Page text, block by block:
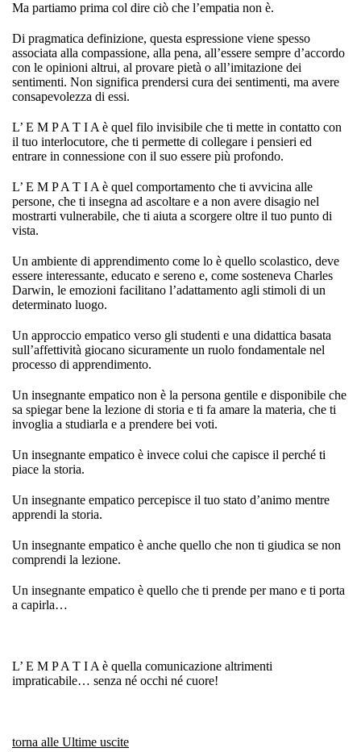
Ma partiamo prima col dire ciò che l’empatia non è.
Di pragmatica definizione, questa espressione viene spesso
associata alla compassione, alla pena, all’essere sempre d’accordo
con le opinioni altrui, al provare pietà o all’imitazione dei
sentimenti. Non significa prendersi cura dei sentimenti, ma avere
consapevolezza di essi.
L’ E M P A T I A è quel filo invisibile che ti mette in contatto con
il tuo interlocutore, che ti permette di collegare i pensieri ed
entrare in connessione con il suo essere più profondo.
L’ E M P A T I A è quel comportamento che ti avvicina alle
persone, che ti insegna ad ascoltare e a non avere disagio nel
mostrarti vulnerabile, che ti aiuta a scorgere oltre il tuo punto di
vista.
Un ambiente di apprendimento come lo è quello scolastico, deve
essere interessante, educato e sereno e, come sosteneva Charles
Darwin, le emozioni facilitano l’adattamento agli stimoli di un
determinato luogo.
Un approccio empatico verso gli studenti e una didattica basata
sull’affettività giocano sicuramente un ruolo fondamentale nel
processo di apprendimento.
Un insegnante empatico non è la persona gentile e disponibile che
sa spiegar bene la lezione di storia e ti fa amare la materia, che ti
invoglia a studiarla e a prendere bei voti.
Un insegnante empatico è invece colui che capisce il perché ti
piace la storia.
Un insegnante empatico percepisce il tuo stato d’animo mentre
apprendi la storia.
Un insegnante empatico è anche quello che non ti giudica se non
comprendi la lezione.
Un insegnante empatico è quello che ti prende per mano e ti porta
a capirla…
L’ E M P A T I A è quella comunicazione altrimenti
impraticabile… senza né occhi né cuore!
torna alle Ultime uscite